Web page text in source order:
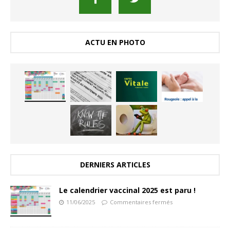
ACTU EN PHOTO
DERNIERS ARTICLES
Le calendrier vaccinal 2025 est paru !
11/06/2025 Commentaires fermés